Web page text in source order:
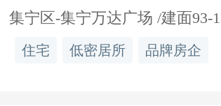
理制度改革。创
集宁区-集宁万达广场 /建面93-
住宅 低密居所 品牌房企